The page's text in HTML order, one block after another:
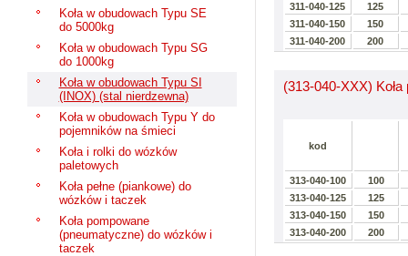
Koła w obudowach Typu SE
do 5000kg
Koła w obudowach Typu SG
do 1000kg
Koła w obudowach Typu SI
(INOX) (stal nierdzewna)
Koła w obudowach Typu Y do
pojemników na śmieci
Koła i rolki do wózków
paletowych
Koła pełne (piankowe) do
wózków i taczek
Koła pompowane
(pneumatyczne) do wózków i
taczek
311-040-125
125
311-040-150
150
311-040-200
200
(313-040-XXX)
kod
313-040-100
100
313-040-125
125
313-040-150
150
313-040-200
200